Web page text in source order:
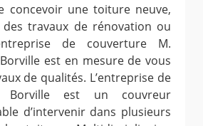
concevoir une toiture neuve,
des travaux de rénovation ou
de couverture M.
est en mesure de vous
de qualités. L’entreprise de
Borville est un couvreur
d’intervenir dans plusieurs